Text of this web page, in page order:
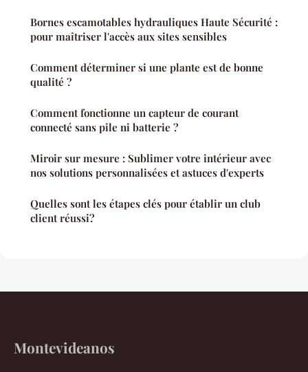
Bornes escamotables hydrauliques Haute Sécurité :
pour maîtriser l'accès aux sites sensibles
Comment déterminer si une plante est de bonne
qualité ?
Comment fonctionne un capteur de courant
connecté sans pile ni batterie ?
Miroir sur mesure : Sublimer votre intérieur avec
nos solutions personnalisées et astuces d'experts
Quelles sont les étapes clés pour établir un club
client réussi?
Montevideanos